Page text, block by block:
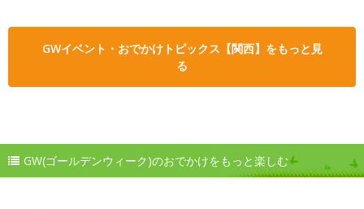
GWイベント・おでかけトピックス【関西】をもっと見
る
GW(ゴールデンウィーク)のおでかけをもっと楽しむ